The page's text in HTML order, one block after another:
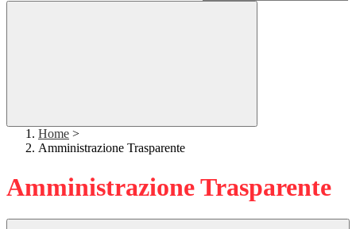
Home >
Amministrazione Trasparente
Amministrazione Trasparente